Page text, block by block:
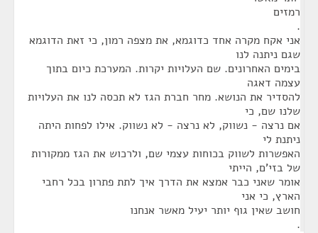
רמזים
.
אני אקח מקרה אחד כדוגמא, את מצפה רמון, כי זאת הדוגמא
שגם ניתנה לנו
בימים האחרונים. שם העלויות יקרות. המערכת כיום בתוך
עצמה דאגה
להסדיר את הנושא. מחר חברת הגז לא תכסה לנו את העלויות
שלנו שם, כי
אם נרצה - נשווק, לא נרצה - לא נשווק. אילו לפחות היתה
ניתנת לי
האפשרות לשווק בכוחות עצמי שם, ולרכוש את הגז ממקורות
של בזי'ם, הייתי
אומר שאני כבר אמצא את הדרך איך לתת פתרון בכל רחבי
הארץ, כי אני
חושב שאין גוף יותר יעיל מאשר אנחנו
.